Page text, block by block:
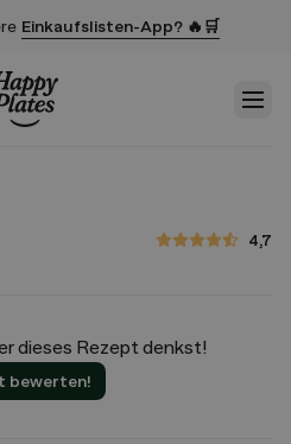
Einkaufslisten-App? 🔥🛒
4,7
4,7 von 5 Sternen
dieses Rezept denkst!
bewerten!